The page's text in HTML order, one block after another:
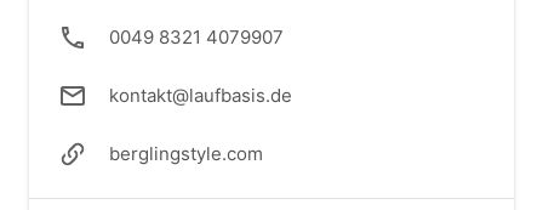
0049 8321 4079907
kontakt@laufbasis.de
berglingstyle.com